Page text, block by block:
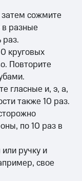
затем сожмите
в разные
раз.
круговых
Повторите
гласные и, э, а,
также 10 раз.
по 10 раз в
ручку и
свое